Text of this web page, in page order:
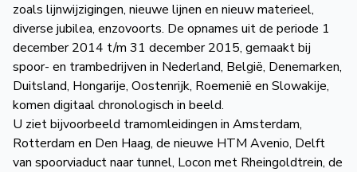
de
NVBS
Wegwijzer
Mijn
NVBS
zoals lijnwijzigingen, nieuwe lijnen en nieuw materieel,
diverse jubilea, enzovoorts. De opnames uit de periode 1
december 2014 t/m 31 december 2015, gemaakt bij
spoor- en trambedrijven in Nederland, België, Denemarken,
Duitsland, Hongarije, Oostenrijk, Roemenië en Slowakije,
komen digitaal chronologisch in beeld.
U ziet bijvoorbeeld tramomleidingen in Amsterdam,
Rotterdam en Den Haag, de nieuwe HTM Avenio, Delft
van spoorviaduct naar tunnel, Locon met Rheingoldtrein, de